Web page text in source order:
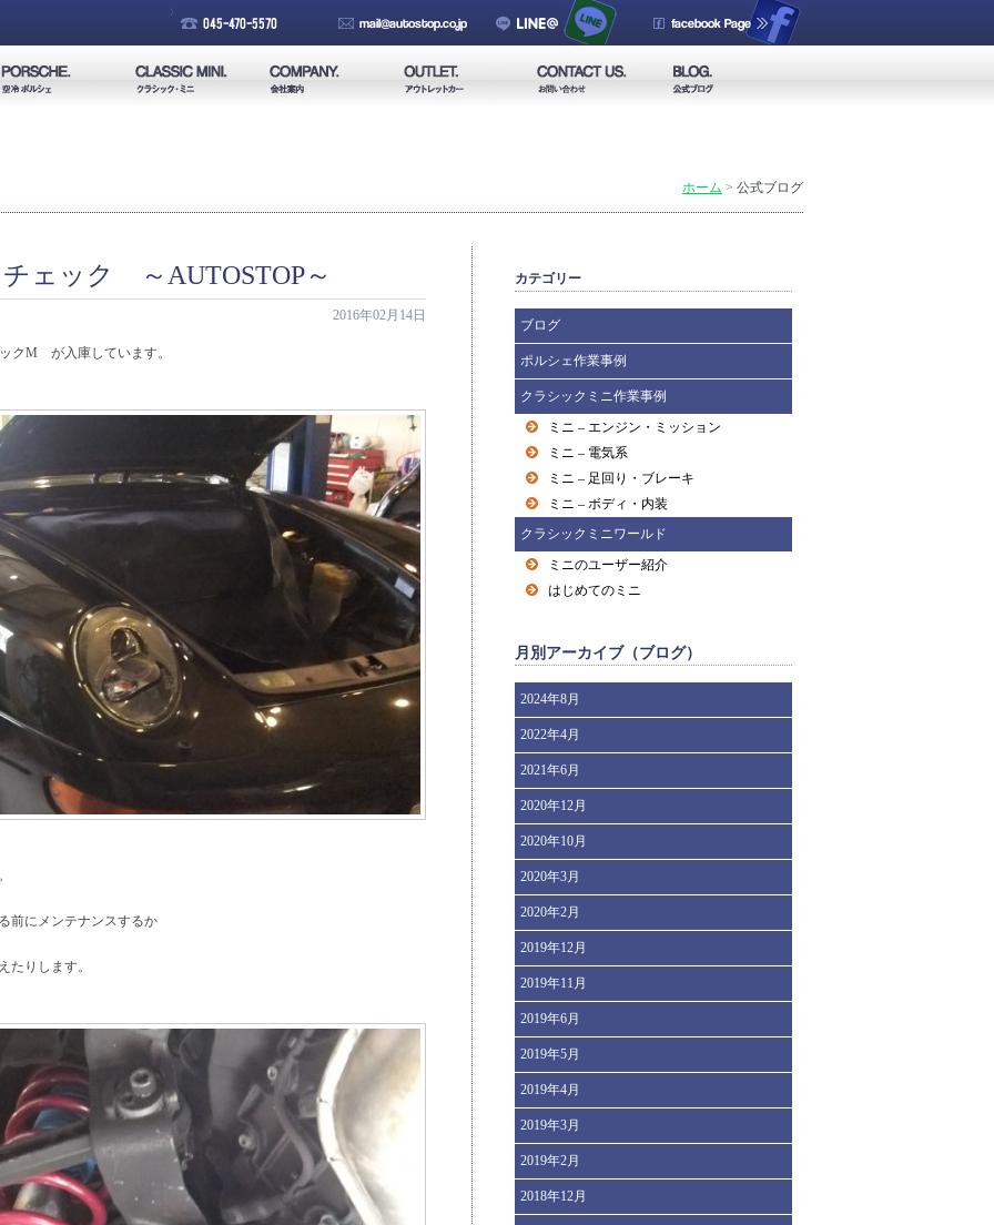
公式ブログ
ホーム >
ェック ～AUTOSTOP～
2016年02月14日
クM が入庫しています。
前にメンテナンスするか
たりします。
カテゴリー
ブログ
ポルシェ作業事例
クラシックミニ作業事例
ミニ – エンジン・ミッション
ミニ – 電気系
ミニ – 足回り・ブレーキ
ミニ – ボディ・内装
クラシックミニワールド
ミニのユーザー紹介
はじめてのミニ
月別アーカイブ（ブログ）
2024年8月
2022年4月
2021年6月
2020年12月
2020年10月
2020年3月
2020年2月
2019年12月
2019年11月
2019年6月
2019年5月
2019年4月
2019年3月
2019年2月
2018年12月